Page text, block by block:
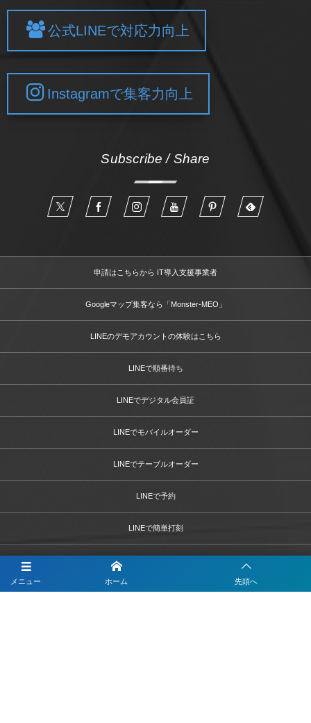
メニュー ホーム 先頭へ
公式LINEで対応力向上
Instagramで集客力向上
Subscribe / Share
申請はこちらから IT導入支援事業者
Googleマップ集客なら「Monster-MEO」
LINEのデモアカウントの体験はこちら
LINEで順番待ち
LINEでデジタル会員証
LINEでモバイルオーダー
LINEでテーブルオーダー
LINEで予約
LINEで簡単打刻
LINEで問診票・お問合せフォーム